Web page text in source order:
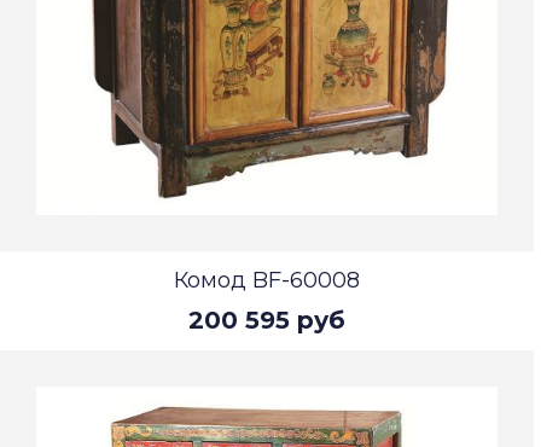
Комод BF-60008
200 595 руб